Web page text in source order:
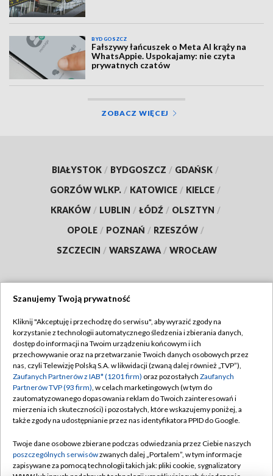
BYDGOSZCZ
Fałszywy łańcuszek o Meta AI krąży na
WhatsAppie. Uspokajamy: nie czyta
prywatnych czatów
ZOBACZ WIĘCEJ
BIAŁYSTOK / BYDGOSZCZ / GDAŃSK /
GORZÓW WLKP. / KATOWICE / KIELCE /
KRAKÓW / LUBLIN / ŁÓDŹ / OLSZTYN /
OPOLE / POZNAŃ / RZESZÓW /
SZCZECIN / WARSZAWA / WROCŁAW
TVP
Abonament TVP
Emisja w TVP
Centrum informacji TVP
Naziemna Telewizja Cyfrowa
Rada Programowa
System NOS
Regulamin TVP
Polityka prywatności
Moje zgody
Pomoc
Kontakt
Szanujemy Twoją prywatność
Kliknij "Akceptuję i przechodzę do serwisu", aby wyrazić zgody na
korzystanie z technologii automatycznego śledzenia i zbierania danych,
dostęp do informacji na Twoim urządzeniu końcowym i ich
przechowywanie oraz na przetwarzanie Twoich danych osobowych przez
nas, czyli Telewizję Polską S.A. w likwidacji (zwaną dalej również „TVP”),
Zaufanych Partnerów z IAB* (1201 firm) oraz pozostałych Zaufanych
Partnerów TVP (93 firm), w celach marketingowych (w tym do
zautomatyzowanego dopasowania reklam do Twoich zainteresowań i
mierzenia ich skuteczności) i pozostałych, które wskazujemy poniżej, a
także zgody na udostępnianie przez nas identyfikatora PPID do Google.
Twoje dane osobowe zbierane podczas odwiedzania przez Ciebie naszych
poszczególnych serwisówzwanych dalej „Portalem”, w tym informacje
zapisywane za pomocą technologii takich jak: pliki cookie, sygnalizatory